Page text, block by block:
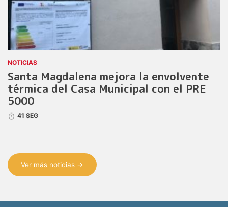
NOTICIAS
Santa Magdalena mejora la envolvente
térmica del Casa Municipal con el PRE
5000
41 SEG
Ver más noticias →